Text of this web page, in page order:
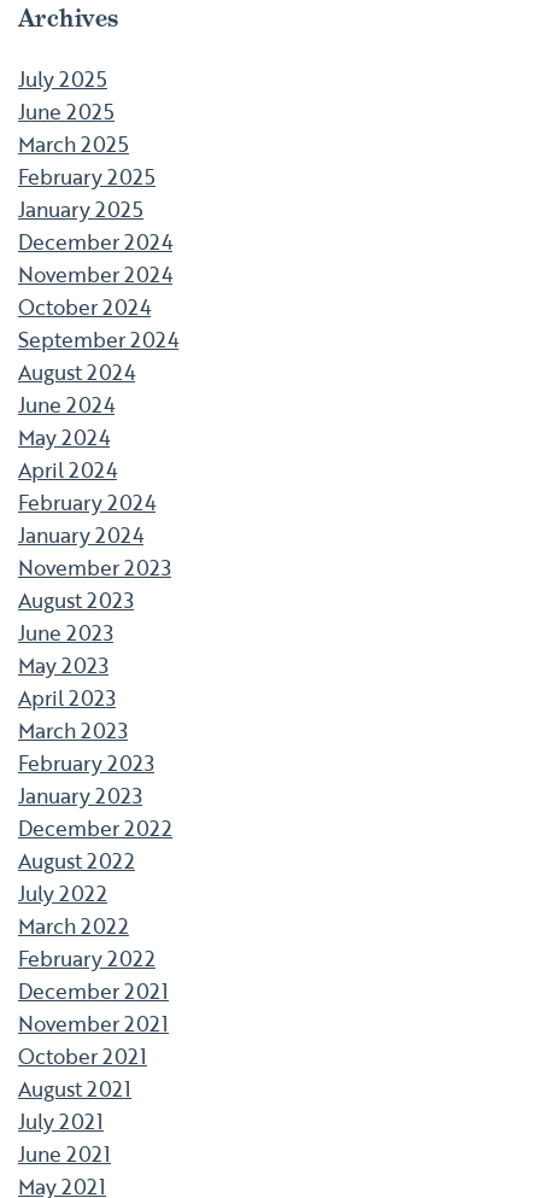
Archives
July 2025
June 2025
March 2025
February 2025
January 2025
December 2024
November 2024
October 2024
September 2024
August 2024
June 2024
May 2024
April 2024
February 2024
January 2024
November 2023
August 2023
June 2023
May 2023
April 2023
March 2023
February 2023
January 2023
December 2022
August 2022
July 2022
March 2022
February 2022
December 2021
November 2021
October 2021
August 2021
July 2021
June 2021
May 2021